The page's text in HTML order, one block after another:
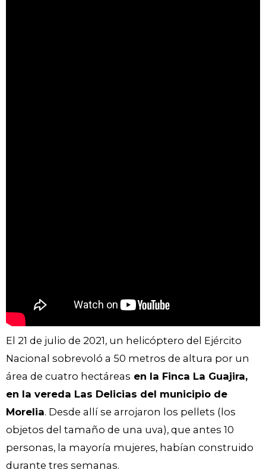
El 21 de julio de 2021, un helicóptero del Ejército
Nacional sobrevoló a 50 metros de altura por un
área de cuatro hectáreas en la Finca La Guajira,
en la vereda Las Delicias del municipio de
Morelia. Desde allí se arrojaron los pellets (los
objetos del tamaño de una uva), que antes 10
personas, la mayoría mujeres, habían construido
durante tres semanas.